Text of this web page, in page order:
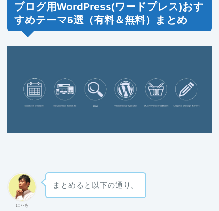
ブログ用WordPress(ワードプレス)おす
すめテーマ5選（有料＆無料）まとめ
にゃも
まとめると以下の通り。